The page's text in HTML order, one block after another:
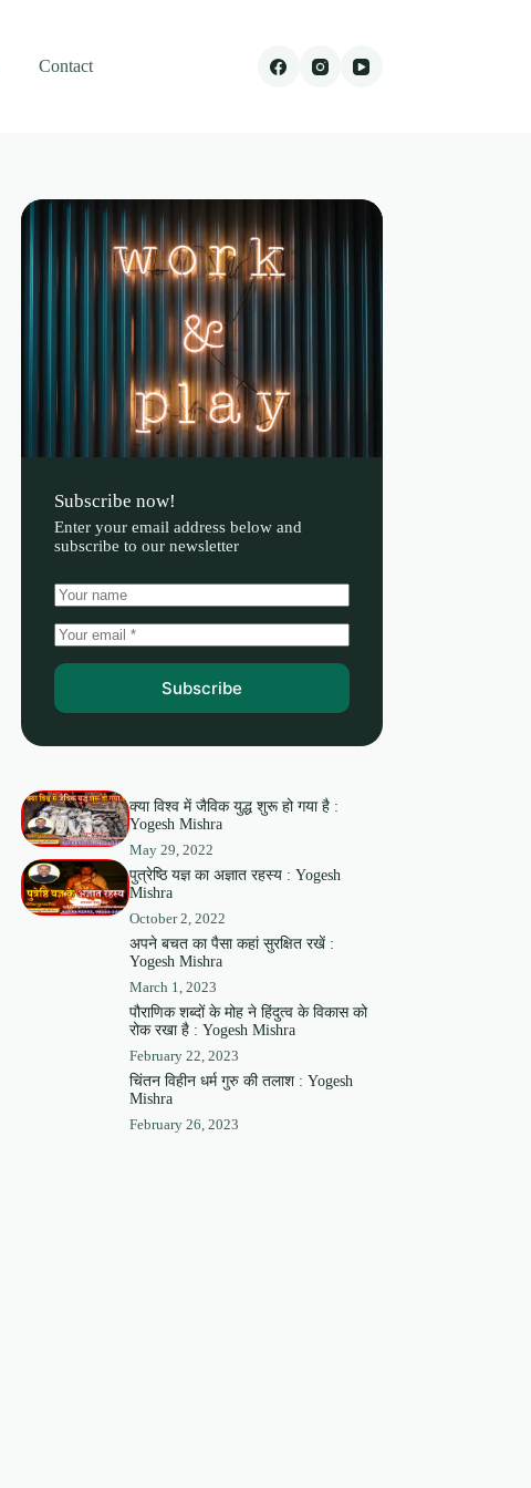
Contact
Subscribe now!
Enter your email address below and
subscribe to our newsletter
Subscribe
क्या विश्व में जैविक युद्ध शुरू हो गया है :
Yogesh Mishra
May 29, 2022
पुत्रेष्ठि यज्ञ का अज्ञात रहस्य : Yogesh
Mishra
October 2, 2022
अपने बचत का पैसा कहां सुरक्षित रखें :
Yogesh Mishra
March 1, 2023
पौराणिक शब्दों के मोह ने हिंदुत्व के विकास को
रोक रखा है : Yogesh Mishra
February 22, 2023
चिंतन विहीन धर्म गुरु की तलाश : Yogesh
Mishra
February 26, 2023